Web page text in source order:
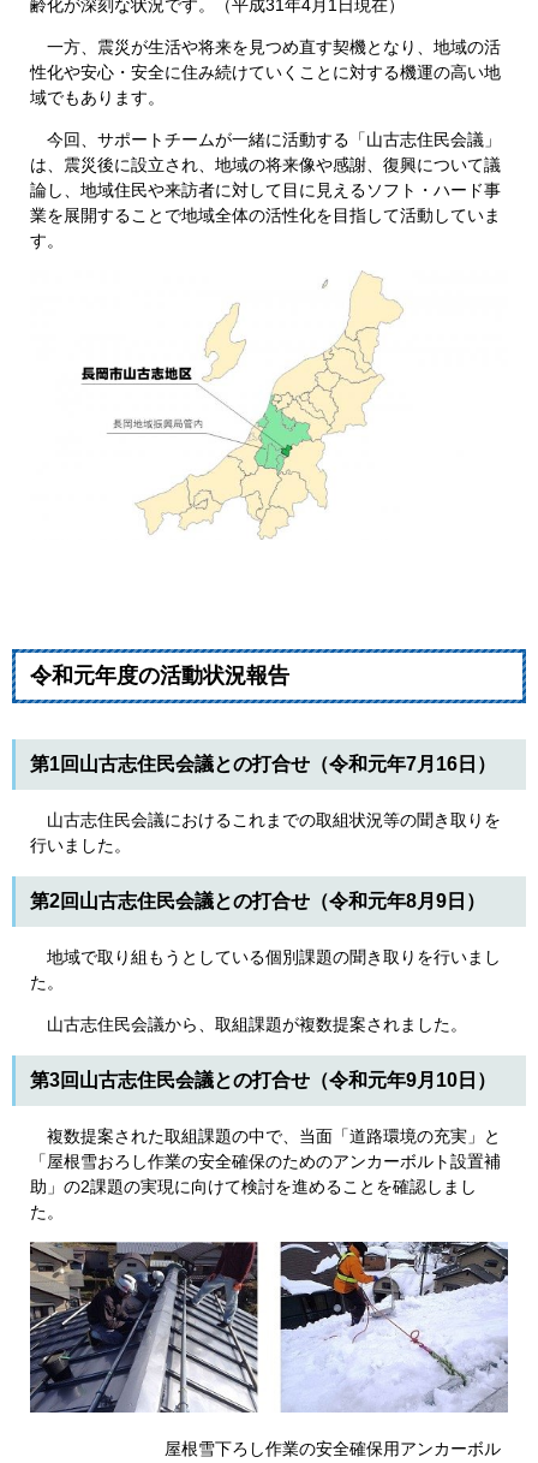
齢化が深刻な状況です。（平成31年4月1日現在）
一方、震災が生活や将来を見つめ直す契機となり、地域の活
性化や安心・安全に住み続けていくことに対する機運の高い地
域でもあります。
今回、サポートチームが一緒に活動する「山古志住民会議」
は、震災後に設立され、地域の将来像や感謝、復興について議
論し、地域住民や来訪者に対して目に見えるソフト・ハード事
業を展開することで地域全体の活性化を目指して活動していま
す。
令和元年度の活動状況報告
第1回山古志住民会議との打合せ（令和元年7月16日）
山古志住民会議におけるこれまでの取組状況等の聞き取りを
行いました。
第2回山古志住民会議との打合せ（令和元年8月9日）
地域で取り組もうとしている個別課題の聞き取りを行いまし
た。
山古志住民会議から、取組課題が複数提案されました。
第3回山古志住民会議との打合せ（令和元年9月10日）
複数提案された取組課題の中で、当面「道路環境の充実」と
「屋根雪おろし作業の安全確保のためのアンカーボルト設置補
助」の2課題の実現に向けて検討を進めることを確認しまし
た。
屋根雪下ろし作業の安全確保用アンカーボル